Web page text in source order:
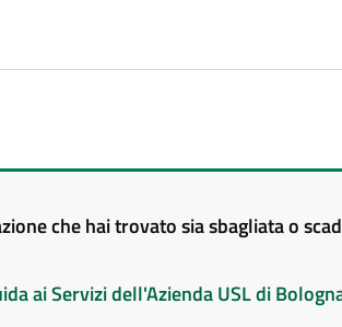
che hai trovato sia sbagliata o
ai Servizi dell'Azienda USL di